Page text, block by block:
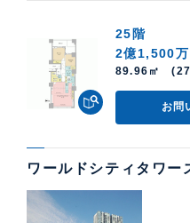
25階
2億1,500万
89.96㎡
お問
ワールドシティタワー